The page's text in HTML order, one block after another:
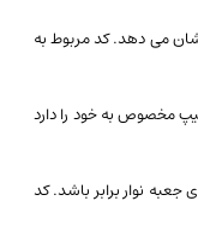
می دهد. کد مربوط به
مخصوص به خود را دارد
نوار برابر باشد. کد